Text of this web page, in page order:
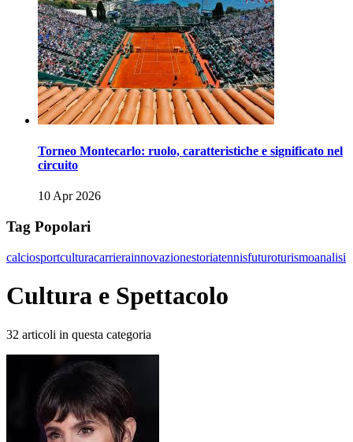
Torneo Montecarlo: ruolo, caratteristiche e significato nel
circuito
10 Apr 2026
Tag Popolari
calciosportculturacarrierainnovazionestoriatennisfuturoturismoanalisi
Cultura e Spettacolo
32 articoli in questa categoria